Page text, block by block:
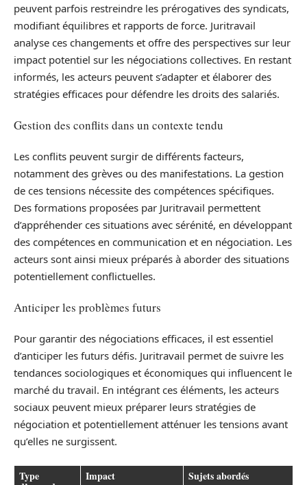
peuvent parfois restreindre les prérogatives des syndicats,
modifiant équilibres et rapports de force. Juritravail
analyse ces changements et offre des perspectives sur leur
impact potentiel sur les négociations collectives. En restant
informés, les acteurs peuvent s’adapter et élaborer des
stratégies efficaces pour défendre les droits des salariés.
Gestion des conflits dans un contexte tendu
Les conflits peuvent surgir de différents facteurs,
notamment des grèves ou des manifestations. La gestion
de ces tensions nécessite des compétences spécifiques.
Des formations proposées par Juritravail permettent
d’appréhender ces situations avec sérénité, en développant
des compétences en communication et en négociation. Les
acteurs sont ainsi mieux préparés à aborder des situations
potentiellement conflictuelles.
Anticiper les problèmes futurs
Pour garantir des négociations efficaces, il est essentiel
d’anticiper les futurs défis. Juritravail permet de suivre les
tendances sociologiques et économiques qui influencent le
marché du travail. En intégrant ces éléments, les acteurs
sociaux peuvent mieux préparer leurs stratégies de
négociation et potentiellement atténuer les tensions avant
qu’elles ne surgissent.
Type Impact Sujets abordés